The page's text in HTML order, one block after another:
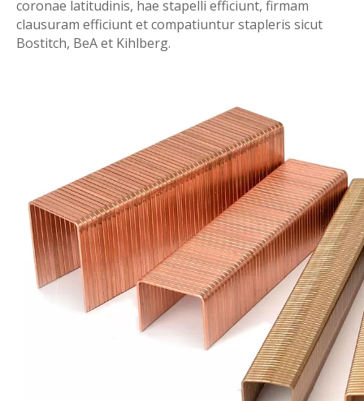
coronae latitudinis, hae stapelli efficiunt, firmam
clausuram efficiunt et compatiuntur stapleris sicut
Bostitch, BeA et Kihlberg.